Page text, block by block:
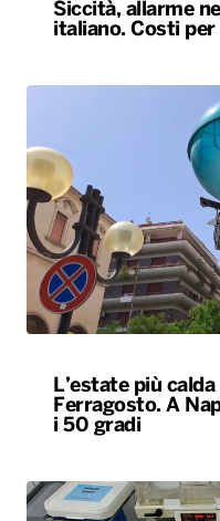
Siccità, allarme
italiano. Costi per
L’estate più
Ferragosto. A
i 50 gradi